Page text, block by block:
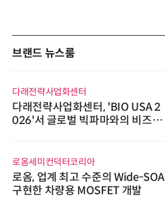
브랜드 뉴스룸
다래전략사업화센터
다래전략사업화센터, 'BIO USA 2
026'서 글로벌 빅파마와의 비즈니
로옴세미컨덕터코리아
로옴, 업계 최고 수준의 Wide-SOA
구현한 차량용 MOSFET 개발